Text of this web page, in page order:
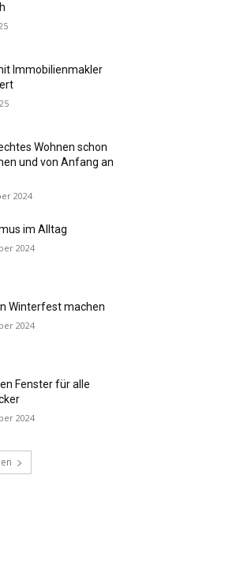
Immobilienmakler
Wohnen schon
und von Anfang an
2024
im Alltag
2024
Winterfest machen
2024
Fenster für alle
2024